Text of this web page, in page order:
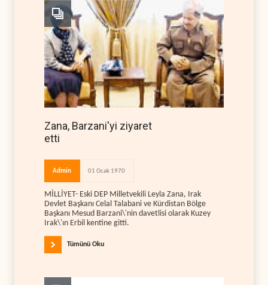
Zana, Barzani'yi ziyaret
etti
Admin 01 Ocak 1970
MİLLİYET- Eski DEP Milletvekili Leyla Zana, Irak
Devlet Başkanı Celal Talabani ve Kürdistan Bölge
Başkanı Mesud Barzani\'nin davetlisi olarak Kuzey
Irak\'ın Erbil kentine gitti.
Tümünü Oku